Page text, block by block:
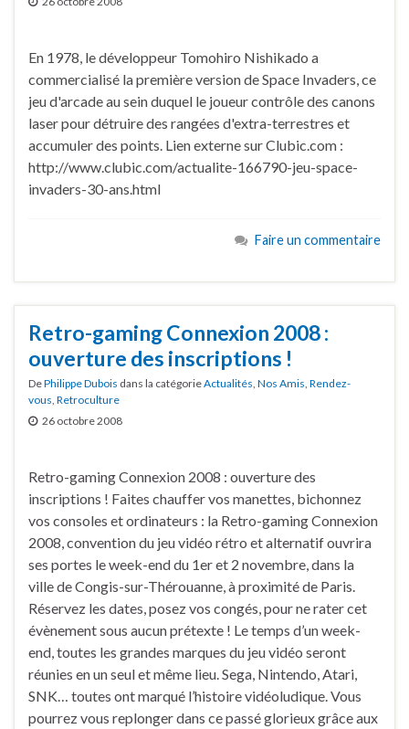
En 1978, le développeur Tomohiro Nishikado a
commercialisé la première version de Space Invaders, ce
jeu d'arcade au sein duquel le joueur contrôle des canons
laser pour détruire des rangées d'extra-terrestres et
accumuler des points. Lien externe sur Clubic.com :
http://www.clubic.com/actualite-166790-jeu-space-
invaders-30-ans.html
Faire un commentaire
Retro-gaming Connexion 2008 :
ouverture des inscriptions !
DePhilippe Dubois dans la catégorieActualités Nos Amis Rendez-
vous Retroculture
26 octobre 2008
Retro-gaming Connexion 2008 : ouverture des
inscriptions ! Faites chauffer vos manettes, bichonnez
vos consoles et ordinateurs : la Retro-gaming Connexion
2008, convention du jeu vidéo rétro et alternatif ouvrira
ses portes le week-end du 1er et 2 novembre, dans la
ville de Congis-sur-Thérouanne, à proximité de Paris.
Réservez les dates, posez vos congés, pour ne rater cet
évènement sous aucun prétexte ! Le temps d’un week-
end, toutes les grandes marques du jeu vidéo seront
réunies en un seul et même lieu. Sega, Nintendo, Atari,
SNK… toutes ont marqué l’histoire vidéoludique. Vous
pourrez vous replonger dans ce passé glorieux grâce aux